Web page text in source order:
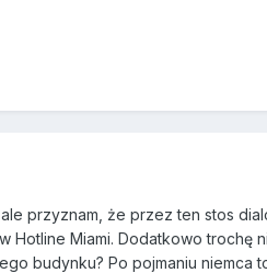
przyznam, że przez ten stos
Hotline Miami. Dodatkowo
budynku? Po pojmaniu